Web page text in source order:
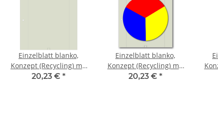
Einzelblatt blanko,
Konzept (Recycling) mit
Eindruck des
20,23 € *
Einzelblatt blanko,
Konzept (Recycling) mit
Eindruck-Farbe, 1 Pack
20,23 € *